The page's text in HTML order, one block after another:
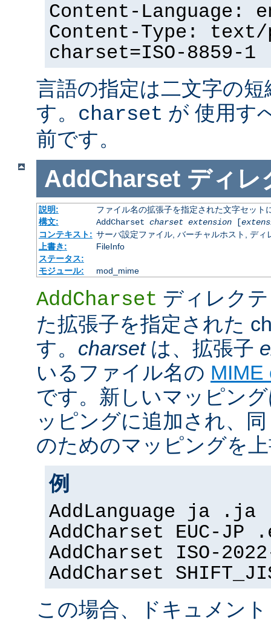
Content-Language:
Content-Type:
charset=ISO-8859-1
言語の指定は二文字の
す。 charset が 使用す
前です。
AddCharset ディレ
説明:
ファイル名の拡張子を指定された文字セット
構文:
AddCharset charset extension[
コンテキスト: サーバ設定ファイル, バーチャルホスト, ディ
上書き:
FileInfo
ステータス:
モジュール:
mod_mime
AddCharset ディレク
た拡張子を指定された
す。 charsetは、拡張子
いるファイル名の MIME
です。新しいマッピン
ッピングに追加され、
のためのマッピングを
例
AddLanguage ja .ja
AddCharset EUC-JP
AddCharset ISO-
AddCharset
この場合、ドキュメン